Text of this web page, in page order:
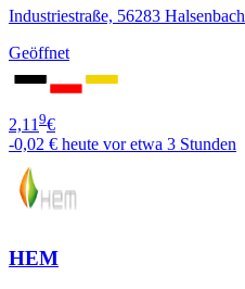
Industriestraße, 56283 Halsenbach
Geöffnet
2,119€
-0,02 € heute vor etwa 3 Stunden
HEM